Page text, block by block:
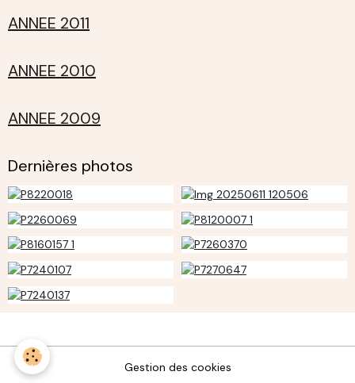
ANNEE 2011
ANNEE 2010
ANNEE 2009
Dernières photos
Gestion des cookies